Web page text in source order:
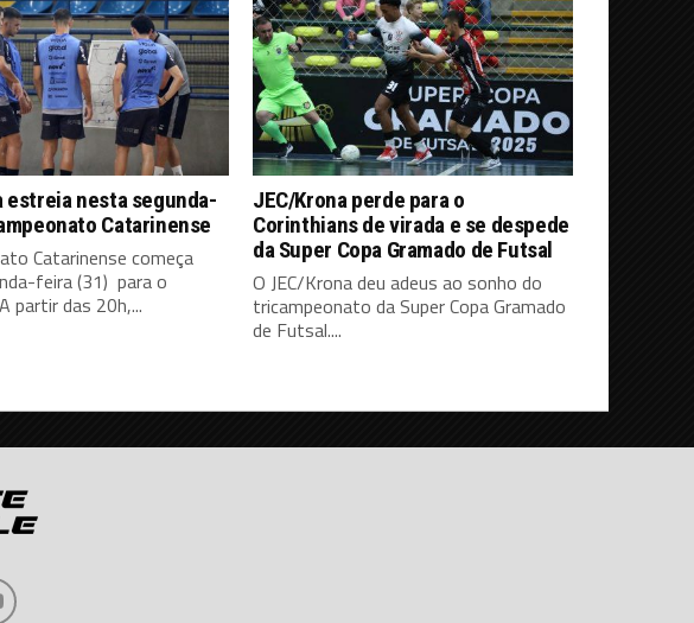
estreia nesta segunda-
Catarinense
Catarinense começa
feira (31) para o
partir das 20h,...
JEC/Krona perde para o
Corinthians de virada e se despede
da Super Copa Gramado de Futsal
O JEC/Krona deu adeus ao sonho do
tricampeonato da Super Copa Gramado
de Futsal....